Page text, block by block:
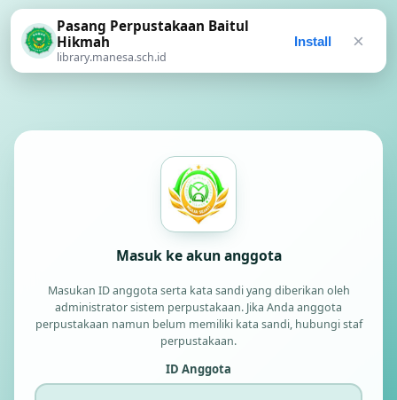
Masuk ke akun anggota
Masukan ID anggota serta kata sandi yang diberikan oleh
administrator sistem perpustakaan. Jika Anda anggota
perpustakaan namun belum memiliki kata sandi, hubungi staf
perpustakaan.
ID Anggota
Pasang Perpustakaan Baitul
Hikmah
library.manesa.sch.id
Install ×